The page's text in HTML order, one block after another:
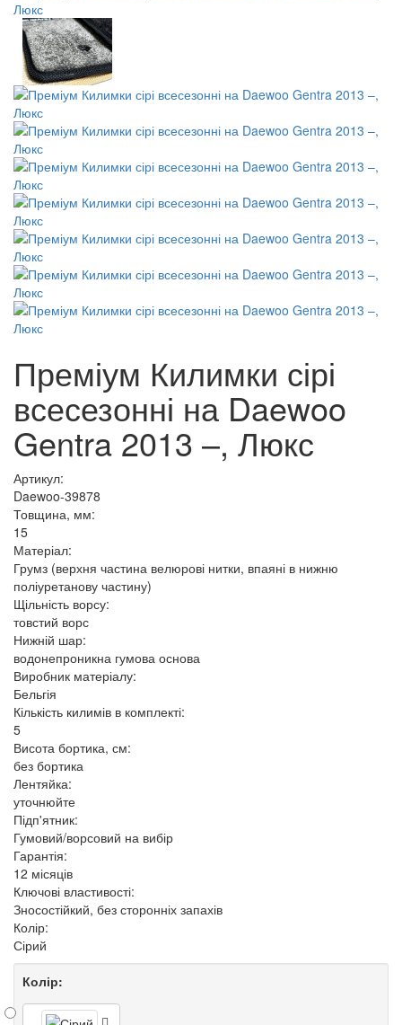
Преміум Килимки сірі
всесезонні на Daewoo
Gentra 2013 –, Люкс
Артикул:
Daewoo-39878
Товщина, мм:
15
Матеріал:
Грумз (верхня частина велюрові нитки, впаяні в нижню
поліуретанову частину)
Щільність ворсу:
товстий ворс
Нижній шар:
водонепроникна гумова основа
Виробник матеріалу:
Бельгія
Кількість килимів в комплекті:
5
Висота бортика, см:
без бортика
Лентяйка:
уточнюйте
Підп'ятник:
Гумовий/ворсовий на вибір
Гарантія:
12 місяців
Ключові властивості:
Зносостійкий, без сторонніх запахів
Колір:
Сірий
Колір: